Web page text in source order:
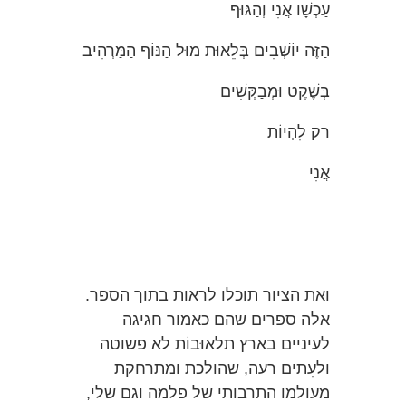
עַכְשָׁו אֲנִי וְהַגּוּף
הַזֶּה יוֹשְׁבִים בְּלֵאוּת מוּל הַנּוֹף הַמַּרְהִיב
בְּשֶׁקֶט וּמְבַקְּשִׁים
רַק לִהְיוֹת
אֲנִי
ואת הציור תוכלו לראות בתוך הספר.
אלה ספרים שהם כאמור חגיגה
לעיניים בארץ תלאוּבוֹת לא פשוטה
ולעִתים רעה, שהולכת ומתרחקת
מעולמו התרבותי של פלמה וגם שלי,